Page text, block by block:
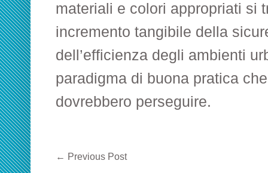
materiali e colori appropriati si
incremento tangibile della
dell’efficienza degli ambienti
paradigma di buona pratica
dovrebbero perseguire.
← Previous Post